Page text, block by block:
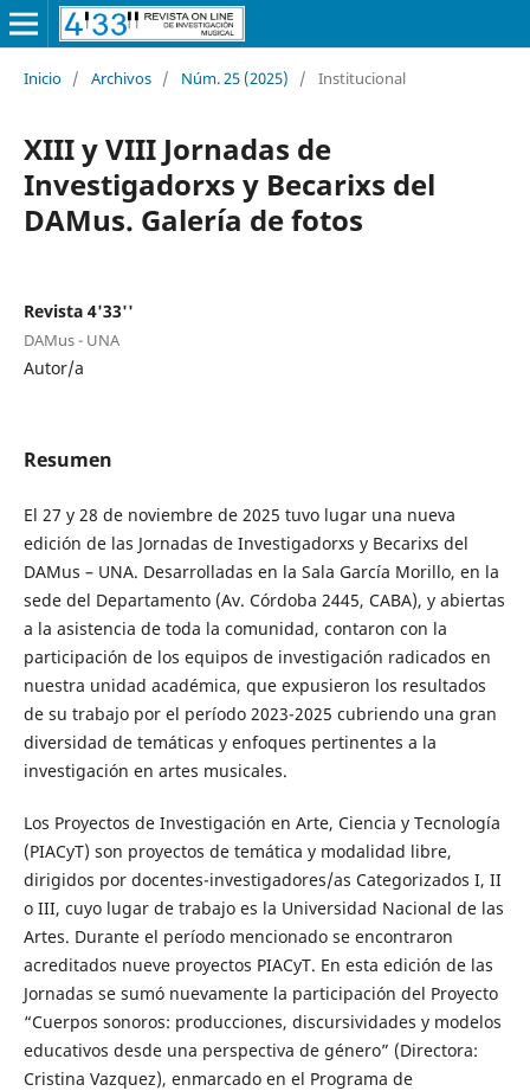
Inicio / Archivos / Núm. 25 (2025) / Institucional
XIII y VIII Jornadas de
Investigadorxs y Becarixs del
DAMus. Galería de fotos
Revista 4'33''
DAMus - UNA
Autor/a
Resumen
El 27 y 28 de noviembre de 2025 tuvo lugar una nueva
edición de las Jornadas de Investigadorxs y Becarixs del
DAMus – UNA. Desarrolladas en la Sala García Morillo, en la
sede del Departamento (Av. Córdoba 2445, CABA), y abiertas
a la asistencia de toda la comunidad, contaron con la
participación de los equipos de investigación radicados en
nuestra unidad académica, que expusieron los resultados
de su trabajo por el período 2023-2025 cubriendo una gran
diversidad de temáticas y enfoques pertinentes a la
investigación en artes musicales.
Los Proyectos de Investigación en Arte, Ciencia y Tecnología
(PIACyT) son proyectos de temática y modalidad libre,
dirigidos por docentes-investigadores/as Categorizados I, II
o III, cuyo lugar de trabajo es la Universidad Nacional de las
Artes. Durante el período mencionado se encontraron
acreditados nueve proyectos PIACyT. En esta edición de las
Jornadas se sumó nuevamente la participación del Proyecto
“Cuerpos sonoros: producciones, discursividades y modelos
educativos desde una perspectiva de género” (Directora:
Cristina Vazquez), enmarcado en el Programa de